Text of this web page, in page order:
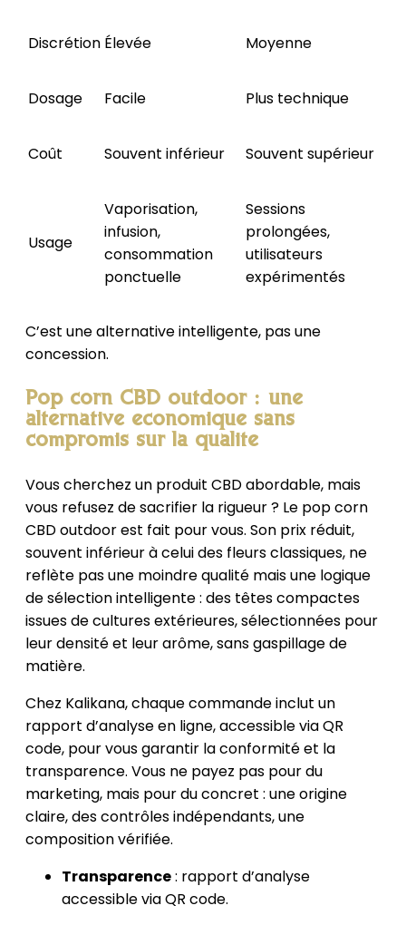
Discrétion Élevée Moyenne
Dosage Facile Plus technique
Coût Souvent inférieur Souvent supérieur
Usage
Vaporisation,
infusion,
consommation
ponctuelle
Sessions
prolongées,
utilisateurs
expérimentés
C’est une alternative intelligente, pas une
concession.
Pop corn CBD outdoor : une
alternative économique sans
compromis sur la qualité
Vous cherchez un produit CBD abordable, mais
vous refusez de sacrifier la rigueur ? Le pop corn
CBD outdoor est fait pour vous. Son prix réduit,
souvent inférieur à celui des fleurs classiques, ne
reflète pas une moindre qualité mais une logique
de sélection intelligente : des têtes compactes
issues de cultures extérieures, sélectionnées pour
leur densité et leur arôme, sans gaspillage de
matière.
Chez Kalikana, chaque commande inclut un
rapport d’analyse en ligne, accessible via QR
code, pour vous garantir la conformité et la
transparence. Vous ne payez pas pour du
marketing, mais pour du concret : une origine
claire, des contrôles indépendants, une
composition vérifiée.
Transparence: rapport d’analyse
accessible via QR code.